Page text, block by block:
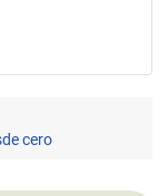
cero